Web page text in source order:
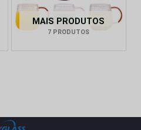
MAIS PRODUTOS
7 PRODUTOS